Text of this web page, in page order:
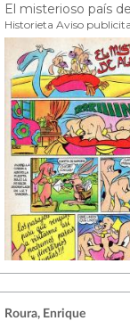
Historieta Aviso
Roura, Enrique